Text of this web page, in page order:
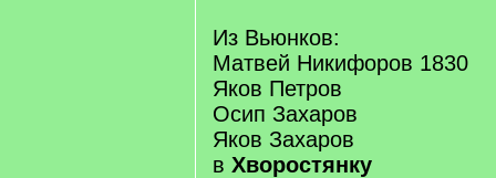
Из Вьюнков:
Матвей Никифоров 1830
Яков Петров
Осип Захаров
Яков Захаров
в Хворостянку